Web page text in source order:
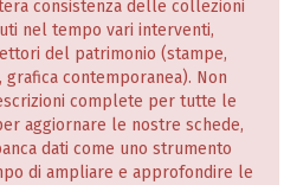
consistenza delle collezioni
nel tempo vari interventi,
del patrimonio (stampe,
contemporanea). Non
complete per tutte le
aggiornare le nostre schede,
dati come uno strumento
di ampliare e approfondire le